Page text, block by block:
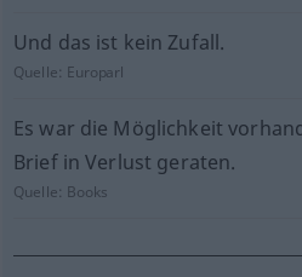
Und das ist kein Zufall.
Quelle: Europarl
Es war die Möglichkeit
Brief in Verlust geraten.
Quelle: Books